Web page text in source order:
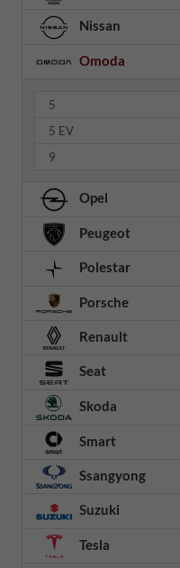
Nissan
Omoda
5
5 EV
9
Opel
Peugeot
Polestar
Porsche
Renault
Seat
Skoda
Smart
Ssangyong
Suzuki
Tesla